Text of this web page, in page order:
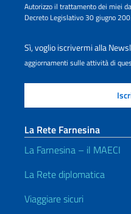
Autorizzo il trattamento dei miei
Decreto Legislativo 30 giugno
Sì, voglio iscrivermi alla
aggiornamenti sulle attività di
La Rete Farnesina
La Farnesina – il MAECI
La Rete diplomatica
Viaggiare sicuri